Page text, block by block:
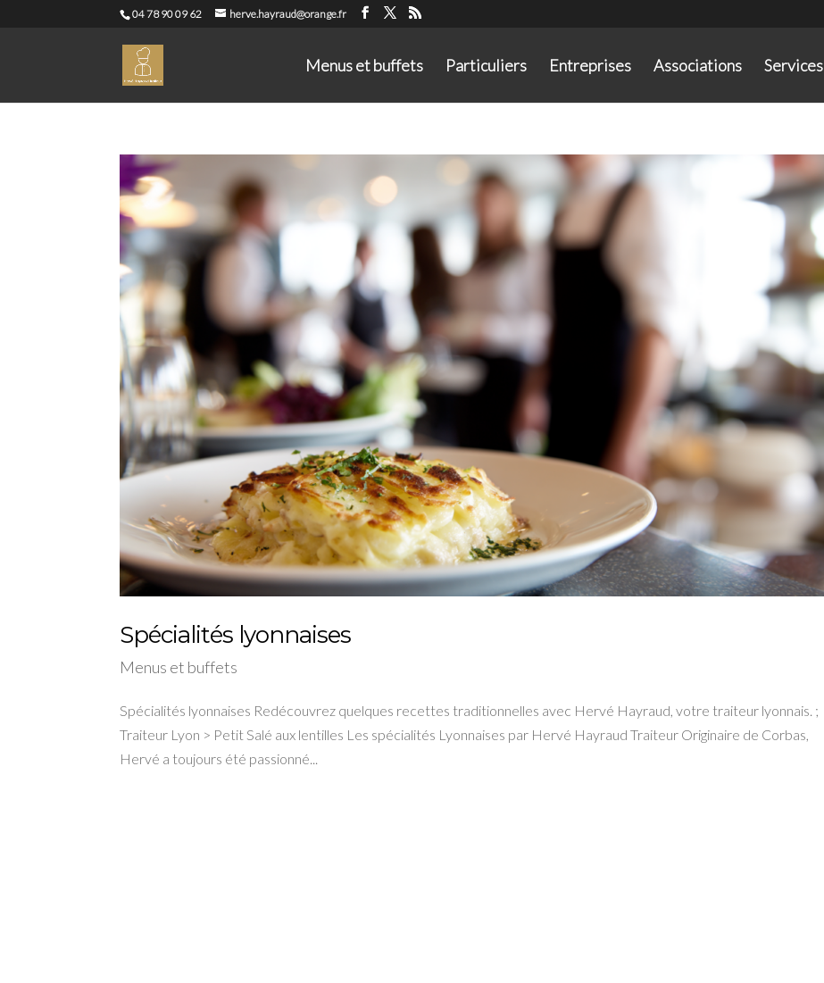
04 78 90 09 62 herve.hayraud@orange.fr
Menus et buffets Particuliers Entreprises Associations Services
Spécialités lyonnaises
Menus et buffets
Spécialités lyonnaises Redécouvrez quelques recettes traditionnelles avec Hervé Hayraud, votre traiteur lyonnais. ;
Traiteur Lyon > Petit Salé aux lentilles Les spécialités Lyonnaises par Hervé Hayraud Traiteur Originaire de Corbas,
Hervé a toujours été passionné...